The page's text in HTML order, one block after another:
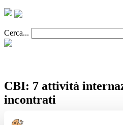
Cerca...
CBI: 7 attività
incontrati
Dettagli